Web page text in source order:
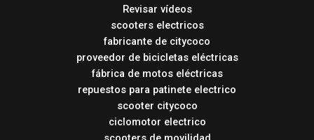
Revisar vídeos
scooters electricos
fabricante de citycoco
proveedor de bicicletas eléctricas
fábrica de motos eléctricas
repuestos para patinete electrico
scooter citycoco
ciclomotor electrico